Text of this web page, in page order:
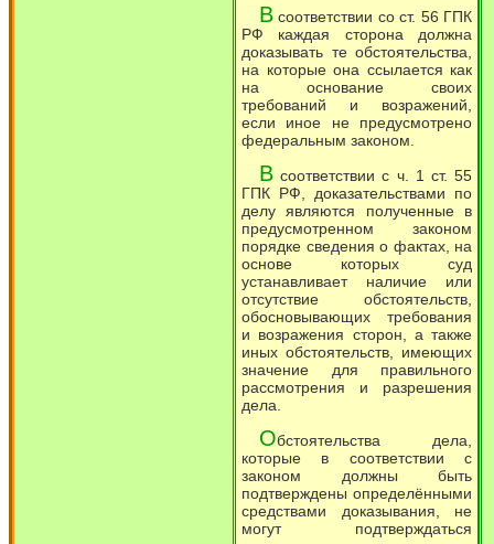
В соответствии со ст. 56 ГПК
РФ каждая сторона должна
доказывать те обстоятельства,
на которые она ссылается как
на основание своих
требований и возражений,
если иное не предусмотрено
федеральным законом.
В соответствии с ч. 1 ст. 55
ГПК РФ, доказательствами по
делу являются полученные в
предусмотренном законом
порядке сведения о фактах, на
основе которых суд
устанавливает наличие или
отсутствие обстоятельств,
обосновывающих требования
и возражения сторон, а также
иных обстоятельств, имеющих
значение для правильного
рассмотрения и разрешения
дела.
Обстоятельства дела,
которые в соответствии с
законом должны быть
подтверждены определёнными
средствами доказывания, не
могут подтверждаться